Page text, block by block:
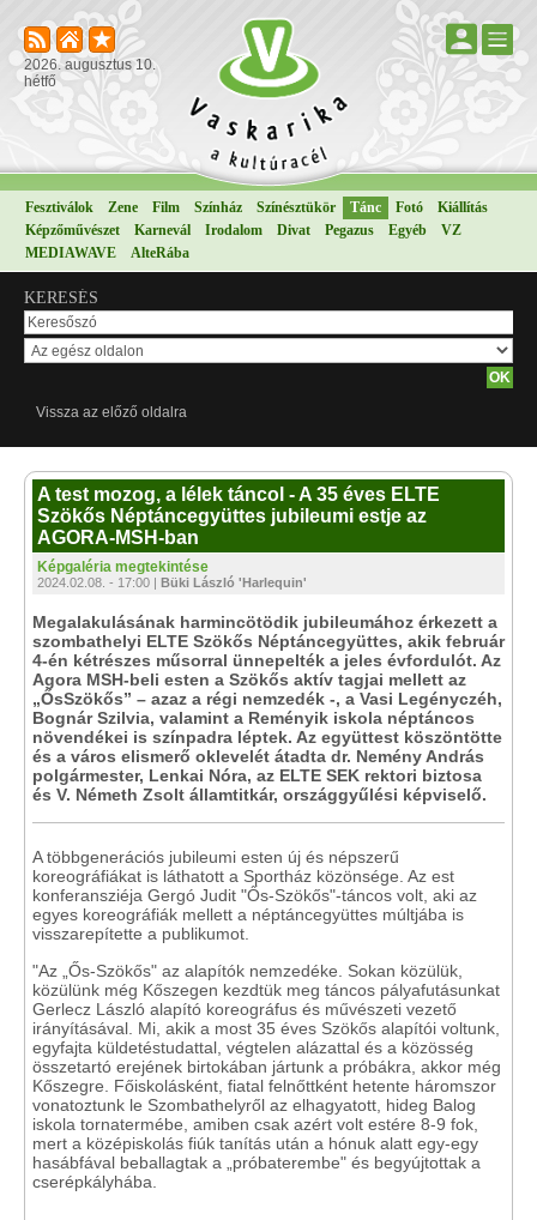
2026. augusztus 10.
hétfő
Fesztiválok Zene Film Színház Színésztükör Tánc Fotó
Kiállítás
Képzőművészet
Karnevál Irodalom Divat Pegazus Egyéb
VZ
MEDIAWAVE
AlteRába
KERESÉS
Vissza az előző oldalra
A test mozog, a lélek táncol - A 35 éves ELTE
Szökős Néptáncegyüttes jubileumi estje az
AGORA-MSH-ban
Képgaléria megtekintése
2024.02.08. - 17:00 | Büki László 'Harlequin'
Megalakulásának harmincötödik jubileumához érkezett a
szombathelyi ELTE Szökős Néptáncegyüttes, akik február
4-én kétrészes műsorral ünnepelték a jeles évfordulót. Az
Agora MSH-beli esten a Szökős aktív tagjai mellett az
„ŐsSzökős” – azaz a régi nemzedék -, a Vasi Legényczéh,
Bognár Szilvia, valamint a Reményik iskola néptáncos
növendékei is színpadra léptek. Az együttest köszöntötte
és a város elismerő oklevelét átadta dr. Nemény András
polgármester, Lenkai Nóra, az ELTE SEK rektori biztosa
és V. Németh Zsolt államtitkár, országgyűlési képviselő.
A többgenerációs jubileumi esten új és népszerű
koreográfiákat is láthatott a Sportház közönsége. Az est
konferansziéja Gergó Judit "Ős-Szökős"-táncos volt, aki az
egyes koreográfiák mellett a néptáncegyüttes múltjába is
visszarepítette a publikumot.
"Az „Ős-Szökős" az alapítók nemzedéke. Sokan közülük,
közülünk még Kőszegen kezdtük meg táncos pályafutásunkat
Gerlecz László alapító koreográfus és művészeti vezető
irányításával. Mi, akik a most 35 éves Szökős alapítói voltunk,
egyfajta küldetéstudattal, végtelen alázattal és a közösség
összetartó erejének birtokában jártunk a próbákra, akkor még
Kőszegre. Főiskolásként, fiatal felnőttként hetente háromszor
vonatoztunk le Szombathelyről az elhagyatott, hideg Balog
iskola tornatermébe, amiben csak azért volt estére 8-9 fok,
mert a középiskolás fiúk tanítás után a hónuk alatt egy-egy
hasábfával beballagtak a „próbaterembe" és begyújtottak a
cserépkályhába.